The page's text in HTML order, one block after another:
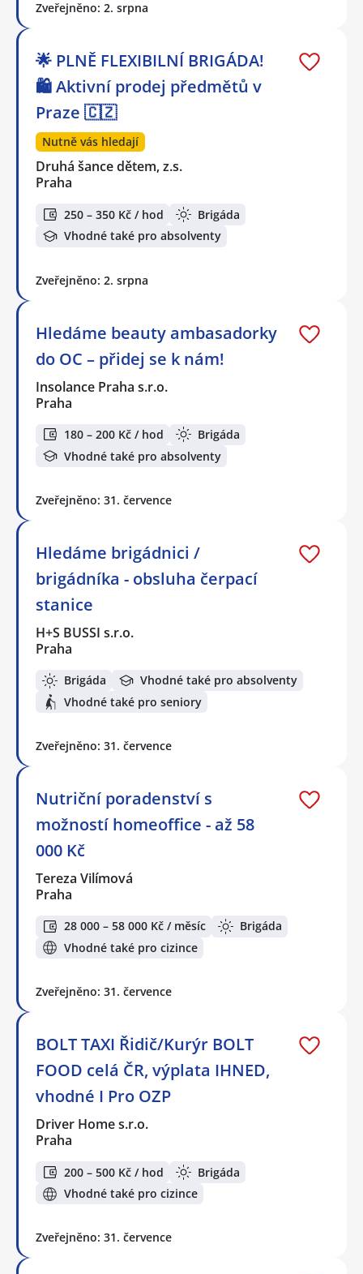
Zveřejněno: 2. srpna
🌟 PLNĚ FLEXIBILNÍ BRIGÁDA!
🛍️ Aktivní prodej předmětů v
Praze 🇨🇿
Nutně vás hledají
Druhá šance dětem, z.s.
Praha
250 – 350 Kč / hod
Brigáda
Vhodné také pro absolventy
Zveřejněno: 2. srpna
Hledáme beauty ambasadorky
do OC – přidej se k nám!
Insolance Praha s.r.o.
Praha
180 – 200 Kč / hod
Brigáda
Vhodné také pro absolventy
Zveřejněno: 31. července
Hledáme brigádnici /
brigádníka - obsluha čerpací
stanice
H+S BUSSI s.r.o.
Praha
Brigáda
Vhodné také pro absolventy
Vhodné také pro seniory
Zveřejněno: 31. července
Nutriční poradenství s
možností homeoffice - až 58
000 Kč
Tereza Vilímová
Praha
28 000 – 58 000 Kč / měsíc
Brigáda
Vhodné také pro cizince
Zveřejněno: 31. července
BOLT TAXI Řidič/Kurýr BOLT
FOOD celá ČR, výplata IHNED,
vhodné I Pro OZP
Driver Home s.r.o.
Praha
200 – 500 Kč / hod
Brigáda
Vhodné také pro cizince
Zveřejněno: 31. července